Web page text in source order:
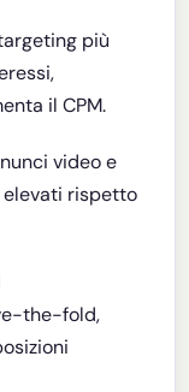
più
il CPM.
video e
elevati rispetto
the-fold,